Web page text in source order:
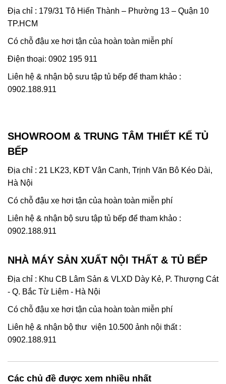
Địa chỉ : 179/31 Tô Hiến Thành – Phường 13 – Quận 10
TP.HCM
Có chỗ đậu xe hơi tận của hoàn toàn miễn phí
Điện thoại: 0902 195 911
Liên hệ & nhận bộ sưu tập tủ bếp để tham khảo :
0902.188.911
SHOWROOM & TRUNG TÂM THIẾT KẾ TỦ
BẾP
Địa chỉ : 21 LK23, KĐT Vân Canh, Trịnh Văn Bô Kéo Dài,
Hà Nội
Có chỗ đậu xe hơi tận của hoàn toàn miễn phí
Liên hệ & nhận bộ sưu tập tủ bếp để tham khảo :
0902.188.911
NHÀ MÁY SẢN XUẤT NỘI THẤT & TỦ BẾP
Địa chỉ : Khu CB Lâm Sản & VLXD Dày Kẻ, P. Thượng Cát
- Q. Bắc Từ Liêm - Hà Nội
Có chỗ đậu xe hơi tận của hoàn toàn miễn phí
Liên hệ & nhận bộ thư viện 10.500 ảnh nội thất :
0902.188.911
Các chủ đề được xem nhiều nhất